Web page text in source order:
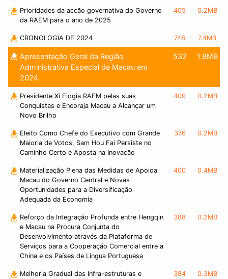
Prioridades da acção governativa do Governo
da RAEM para o ano de 2025
405 0.2MB
CRONOLOGIA DE 2024 748 7.4MB
Apresentação Geral da Região
Administrativa Especial de Macau em
2024
532 1.8MB
Presidente Xi Elogia RAEM pelas suas
Conquistas e Encoraja Macau a Alcançar um
Novo Brilho
409 0.2MB
Eleito Como Chefe do Executivo com Grande
Maioria de Votos, Sam Hou Fai Persiste no
Caminho Certo e Aposta na Inovação
376 0.2MB
Materialização Plena das Medidas de Apoioa
Macau do Governo Central e Novas
Oportunidades para a Diversificação
Adequada da Economia
400 0.4MB
Reforço da Integração Profunda entre Hengqin
e Macau na Procura Conjunta do
Desenvolvimento através da Plataforma de
Serviços para a Cooperação Comercial entre a
China e os Países de Língua Portuguesa
388 0.2MB
Melhoria Gradual das Infra-estruturas e
384 0.3MB